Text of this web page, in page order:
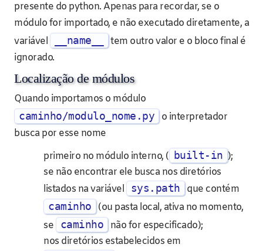
presente do python. Apenas para recordar, se o
módulo for importado, e não executado diretamente, a
variável
__name__
tem outro valor e o bloco final é
ignorado.
Localização de módulos
Quando importamos o módulo
caminho/modulo_nome.py
o interpretador
busca por esse nome
primeiro no módulo interno, ( built-in );
se não encontrar ele busca nos diretórios
listados na variável
sys.path que contém
caminho
(ou pasta local, ativa no momento,
se
caminho
não for especificado);
nos diretórios estabelecidos em